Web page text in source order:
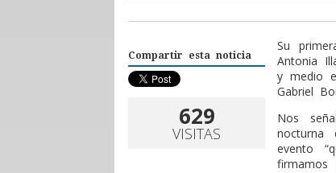
Compartir esta noticia
629
VISITAS
Su
Antonia
y medio
Gabriel
Nos
evento